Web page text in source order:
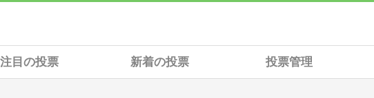
注目の投票 新着の投票 投票管理